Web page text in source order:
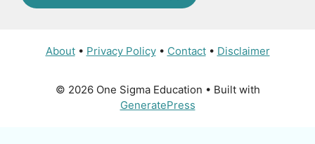
About• Privacy Policy• Contact• Disclaimer
© 2026 One Sigma Education • Built with
GeneratePress